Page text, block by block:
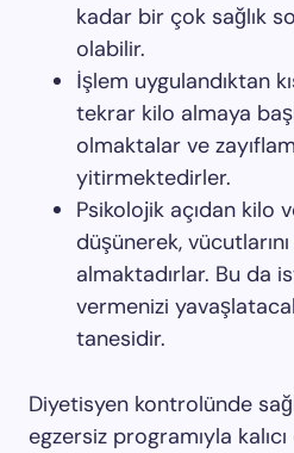
kadar bir çok sağlık
olabilir.
İşlem uygulandıktan
tekrar kilo almaya
olmaktalar ve
yitirmektedirler.
Psikolojik açıdan kilo
düşünerek,
almaktadırlar. Bu da
vermenizi
tanesidir.
Diyetisyen kontrolünde
egzersiz programıyla